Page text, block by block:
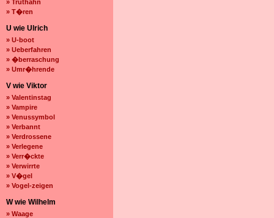
» Truthahn
» T�ren
U wie Ulrich
» U-boot
» Ueberfahren
» �berraschung
» Umr�hrende
V wie Viktor
» Valentinstag
» Vampire
» Venussymbol
» Verbannt
» Verdrossene
» Verlegene
» Verr�ckte
» Verwirrte
» V�gel
» Vogel-zeigen
W wie Wilhelm
» Waage